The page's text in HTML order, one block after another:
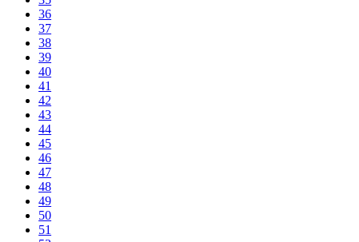
36
37
38
39
40
41
42
43
44
45
46
47
48
49
50
51